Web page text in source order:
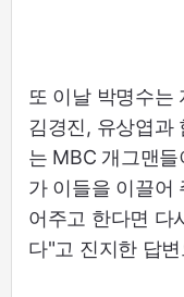
또 이날 박명수는
김경진, 유상엽과
는 MBC 개그맨
가 이들을 이끌어
어주고 한다면 다
다"고 진지한 답